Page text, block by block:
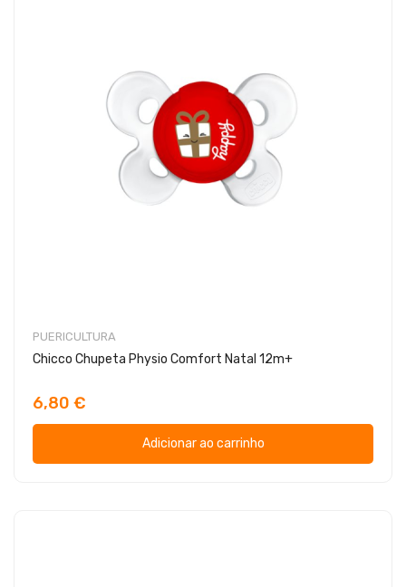
PUERICULTURA
Chicco Chupeta Physio Comfort Natal 12m+
6,80 €
Adicionar ao carrinho